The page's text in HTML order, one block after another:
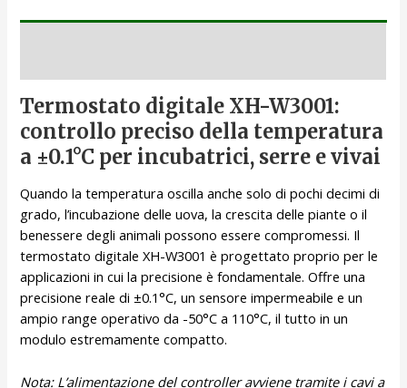
Termostato digitale XH-W3001:
controllo preciso della temperatura
a ±0.1°C per incubatrici, serre e vivai
Quando la temperatura oscilla anche solo di pochi decimi di
grado, l’incubazione delle uova, la crescita delle piante o il
benessere degli animali possono essere compromessi. Il
termostato digitale XH-W3001 è progettato proprio per le
applicazioni in cui la precisione è fondamentale. Offre una
precisione reale di ±0.1°C, un sensore impermeabile e un
ampio range operativo da -50°C a 110°C, il tutto in un
modulo estremamente compatto.
Nota: L’alimentazione del controller avviene tramite i cavi a